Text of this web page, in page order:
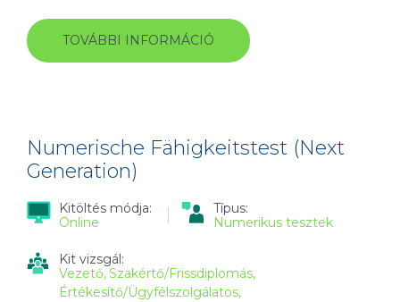
TOVÁBBI INFORMÁCIÓ NUMERISCHE
FÄHIGKEITSTEST
Numerische Fähigkeitstest (Next
Generation)
Kitöltés módja:
Online
Típus:
Numerikus tesztek
Kit vizsgál:
Vezető Szakértő/Frissdiplomás
Értékesítő/Ügyfélszolgálatos